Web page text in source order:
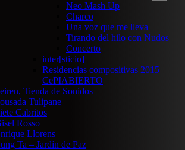
Neo Mash Up
Charco
Una voz que me lleva
Tirando del hilo con Nudos
Concerto
inter[sticio]
Residencias compositivas 2015
CePIABIERTO
Tienda de Sonidos
Tulipane
Cabritos
Rosso
Llorens
Ta – Jardín de Paz